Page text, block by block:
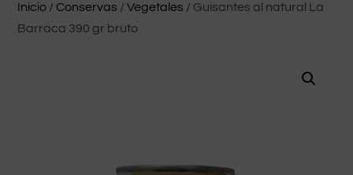
Inicio /Conservas /Vegetales / Guisantes al natural La
Barraca 390 gr bruto